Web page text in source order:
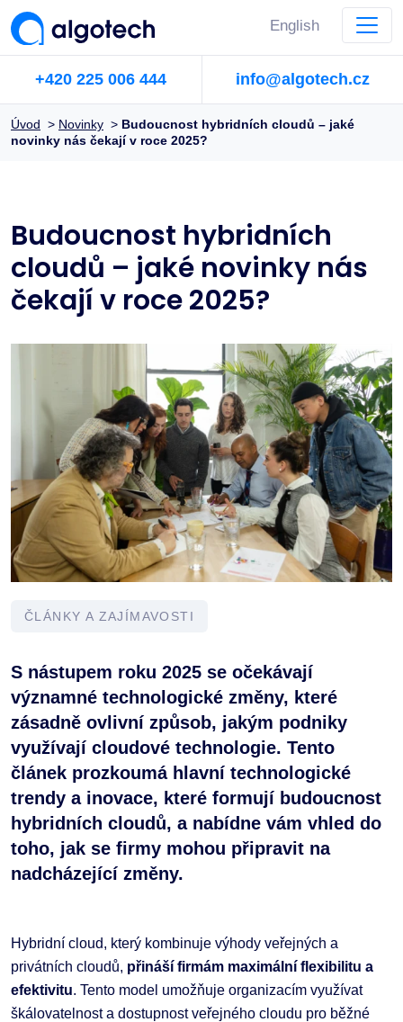
English
+420 225 006 444 info@algotech.cz
Úvod > Novinky > Budoucnost hybridních cloudů – jaké
novinky nás čekají v roce 2025?
Budoucnost hybridních
cloudů – jaké novinky nás
čekají v roce 2025?
ČLÁNKY A ZAJÍMAVOSTI
S nástupem roku 2025 se očekávají
významné technologické změny, které
zásadně ovlivní způsob, jakým podniky
využívají cloudové technologie. Tento
článek prozkoumá hlavní technologické
trendy a inovace, které formují budoucnost
hybridních cloudů, a nabídne vám vhled do
toho, jak se firmy mohou připravit na
nadcházející změny.
Hybridní cloud, který kombinuje výhody veřejných a
privátních cloudů, přináší firmám maximální flexibilitu a
efektivitu. Tento model umožňuje organizacím využívat
škálovatelnost a dostupnost veřejného cloudu pro běžné